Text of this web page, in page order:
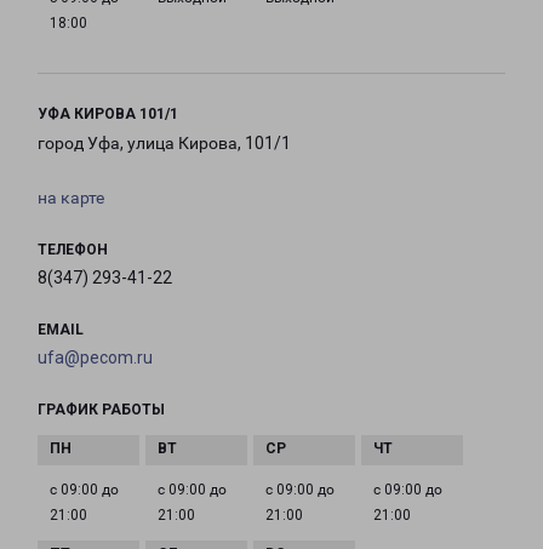
18:00
УФА КИРОВА 101/1
город Уфа, улица Кирова, 101/1
на карте
ТЕЛЕФОН
8(347) 293-41-22
EMAIL
ufa@pecom.ru
ГРАФИК РАБОТЫ
с 09:00 до
21:00
с 09:00 до
21:00
с 09:00 до
21:00
с 09:00 до
21:00